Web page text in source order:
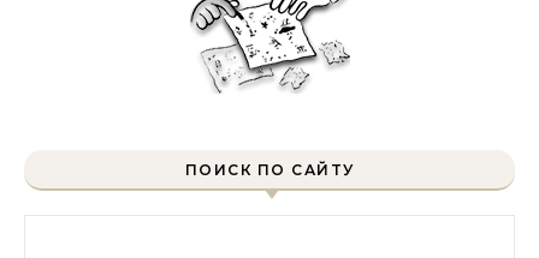
ПОИСК ПО САЙТУ